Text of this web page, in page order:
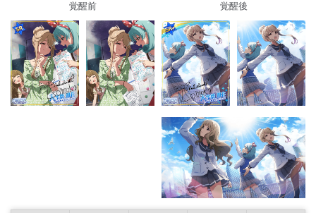
覚醒前 覚醒後